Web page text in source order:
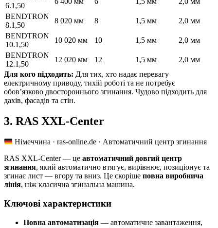
6.1,50
BENDTRON
8.1,50
8 020 мм 8 1,5 мм
2,0 мм
BENDTRON
10.1,50
10 020 мм 10 1,5 мм
2,0 мм
BENDTRON
12.1,50
12 020 мм 12 1,5 мм
2,0 мм
Для кого підходить: Для тих, хто надає перевагу
електричному приводу, тихій роботі та не потребує
обов’язково двостороннього згинання. Чудово підходить для
дахів, фасадів та стін.
3. RAS XXL-Center
Німеччина · ras-online.de · Автоматичний центр згинання
RAS XXL-Center — це автоматичний довгий центр
згинання, який автоматично втягує, вирівнює, позиціонує та
згинає лист — вгору та вниз. Це скоріше повна виробнича
лінія, ніж класична згинальна машина.
Ключові характеристики
Повна автоматизація — автоматичне завантаження,